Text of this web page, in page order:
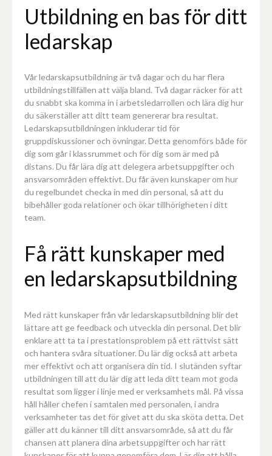
Utbildning en bas för ditt
ledarskap
Vår ledarskapsutbildning är två dagar och du har flera
utbildningstillfällen att välja bland. Två dagar räcker för att
du snabbt ska komma in i arbetsledarrollen och lära dig hur
du säkerställer att ditt team genererar bra resultat.
Ledarskapsutbildningen inkluderar tid för
gruppdiskussioner och övningar. Detta genomförs både för
dig som går i klassrummet och för dig som är med på
distans. Du får lära dig att delegera arbetsuppgifter och
ansvarsområden effektivt. Du får även kunskaper om hur
du regelbundet checka in med din personal, så att du
bibehåller goda relationer och ökar tillhörigheten i ditt
team.
Få rätt kunskaper med
en ledarskapsutbildning
Med rätt kunskaper från vår ledarskapsutbildning blir det
lättare att ge feedback och utveckla din personal. Det blir
enklare att ta ta i prestationsproblem på ett rättvist sätt
och hantera svåra situationer. Du lär dig också att arbeta
mer effektivt och att organisera din tid. I slutänden syftar
utbildningen till att du lär dig att leda ditt team mot goda
resultat som ligger i linje med er verksamhets mål. På vissa
håll håller chefen i samtalen med personalen, i andra
verksamheter tas det för givet att du ska sköta detta. Det
gäller att du känner till ditt ansvarsområde, så att du får
chansen att planera dina arbetsuppgifter och har rätt